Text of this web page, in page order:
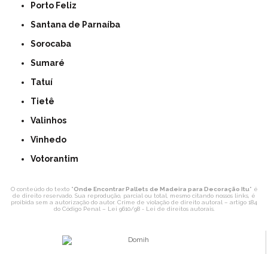
Porto Feliz
Santana de Parnaíba
Sorocaba
Sumaré
Tatuí
Tietê
Valinhos
Vinhedo
Votorantim
O conteúdo do texto "Onde Encontrar Pallets de Madeira para Decoração Itu" é
de direito reservado. Sua reprodução, parcial ou total, mesmo citando nossos links, é
proibida sem a autorização do autor. Crime de violação de direito autoral – artigo 184
do Código Penal – Lei 9610/98 - Lei de direitos autorais.